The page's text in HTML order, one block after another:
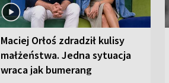
Maciej Orłoś zdradził kulisy
małżeństwa. Jedna sytuacja
wraca jak bumerang